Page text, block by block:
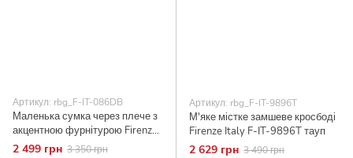
Артикул: rbg_F-IT-086DB
Маленька сумка через плече з
акцентною фурнітурою Firenze
Italy F-IT-086DB Коричневий
2 499 грн 3 350 грн
Артикул: rbg_F-IT-9896T
М'яке містке замшеве кросбоді
Firenze Italy F-IT-9896T тауп
2 629 грн 3 490 грн